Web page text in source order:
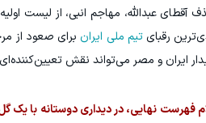
رقبایتیم ملی ایرانبرای صعود از
ایران و مصر می‌تواند نقش